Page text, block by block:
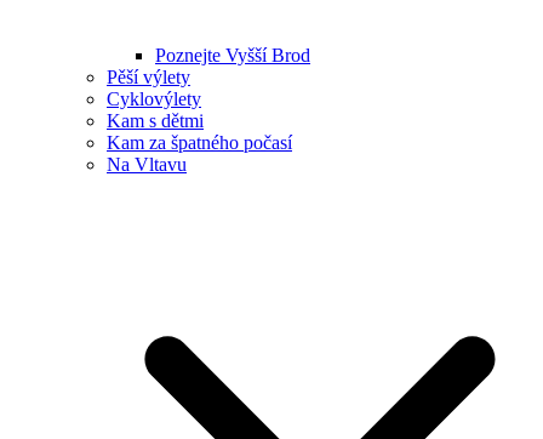
Poznejte Vyšší Brod
Pěší výlety
Cyklovýlety
Kam s dětmi
Kam za špatného počasí
Na Vltavu